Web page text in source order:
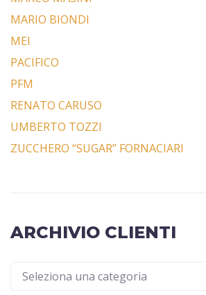
MARIO BIONDI
MEI
PACIFICO
PFM
RENATO CARUSO
UMBERTO TOZZI
ZUCCHERO “SUGAR” FORNACIARI
ARCHIVIO CLIENTI